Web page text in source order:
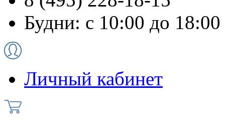
Будни: с 10:00 до 18:00
Личный кабинет